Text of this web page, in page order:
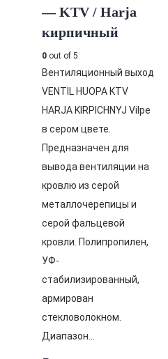
— KTV / Harja
кирпичный
0 out of 5
Вентиляционный выход
VENTIL HUOPA KTV
HARJA KIRPICHNYJ Vilpe
в сером цвете.
Предназначен для
вывода вентиляции на
кровлю из серой
металлочерепицы и
серой фальцевой
кровли. Полипропилен,
УФ-
стабилизированный,
армирован
стекловолокном.
Диапазон…